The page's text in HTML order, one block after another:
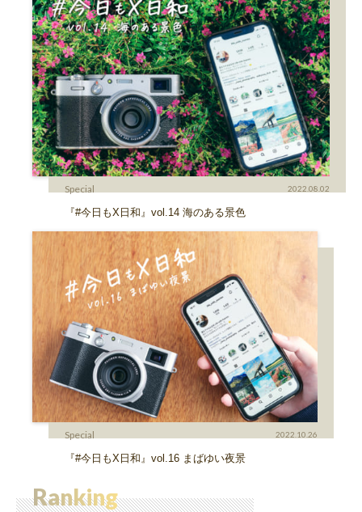
Special 2022.08.02
『#今日もX日和』vol.14 海のある景色
Special 2022.10.26
『#今日もX日和』vol.16 まばゆい夜景
Ranking